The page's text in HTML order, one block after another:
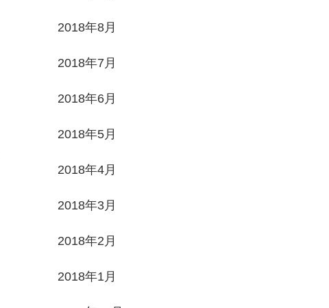
2018年8月
2018年7月
2018年6月
2018年5月
2018年4月
2018年3月
2018年2月
2018年1月